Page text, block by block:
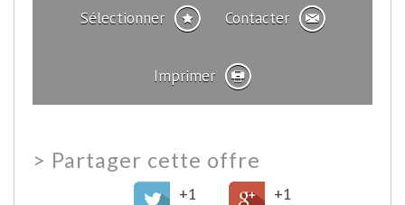
Sélectionner Contacter
Imprimer
> Partager cette offre
+1 +1